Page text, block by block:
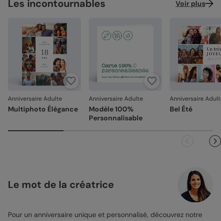
Les incontournables Voir plus
Anniversaire Adulte
Multiphoto Élégance
Anniversaire Adulte
Modèle 100%
Personnalisable
Anniversaire
Bel Été
Le mot de la créatrice
Pour un anniversaire unique et personnalisé, découvrez notre